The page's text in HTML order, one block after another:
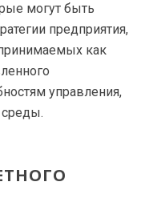
могут быть
предприятия,
как
управления,